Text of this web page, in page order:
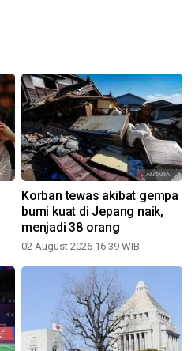
Korban tewas akibat gempa
bumi kuat di Jepang naik,
menjadi 38 orang
02 August 2026 16:39 WIB